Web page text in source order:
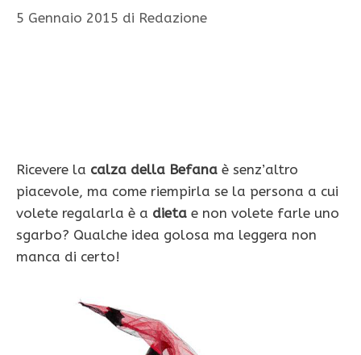
5 Gennaio 2015 di Redazione
Ricevere la calza della Befana è senz’altro
piacevole, ma come riempirla se la persona a cui
volete regalarla è a dieta e non volete farle uno
sgarbo? Qualche idea golosa ma leggera non
manca di certo!